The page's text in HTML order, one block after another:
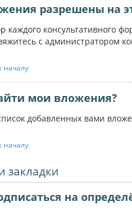
разрешены на
каждого консультативного
с администратором
началу
мои вложения?
добавленных вами
началу
закладки
на